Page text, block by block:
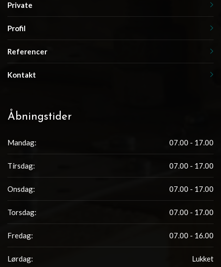
Private
Profil
Referencer
Kontakt
Åbningstider
Mandag: 07.00 - 17.00
Tirsdag: 07.00 - 17.00
Onsdag: 07.00 - 17.00
Torsdag: 07.00 - 17.00
Fredag: 07.00 - 16.00
Lørdag: Lukket